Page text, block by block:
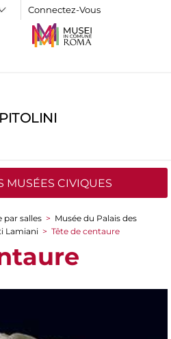
Connectez-Vous
MUSÉES CIVIQUES
par salles > Musée du Palais des
Lamiani > Tête de centaure